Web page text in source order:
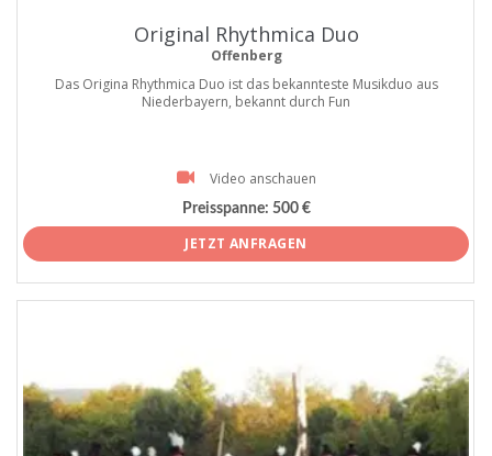
Original Rhythmica Duo
Offenberg
Das Origina Rhythmica Duo ist das bekannteste Musikduo aus
Niederbayern, bekannt durch Fun
Video anschauen
Preisspanne: 500 €
JETZT ANFRAGEN